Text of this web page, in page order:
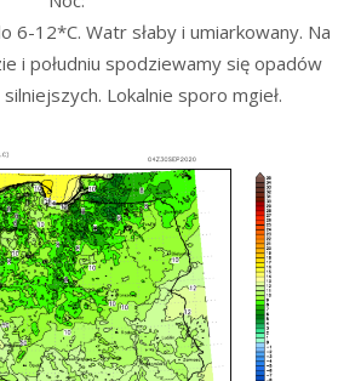
6-12*C. Watr słaby i umiarkowany. Na
i południu spodziewamy się opadów
Lokalnie sporo mgieł.